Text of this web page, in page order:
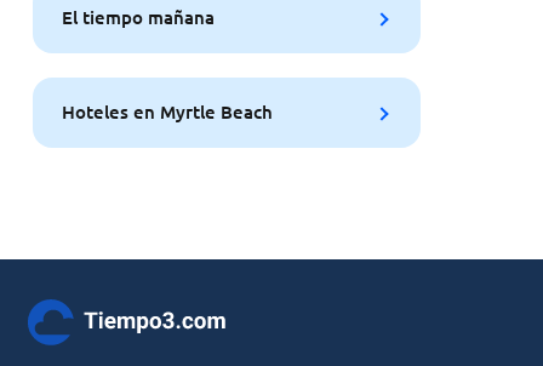
El tiempo mañana
Hoteles en Myrtle Beach